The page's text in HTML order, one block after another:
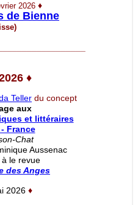
2026 ♦
de Bienne
♦
Teller du concept
aux
et littéraires
France
Chat
Aussenac
le revue
des Anges
2026 ♦